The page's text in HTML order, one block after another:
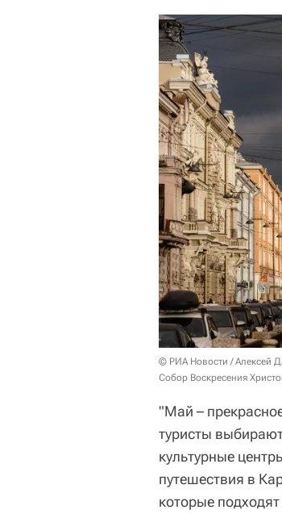
© РИА Новости / Алексей
Собор Воскресения
"Май –
туристы
культурные
путешествия в
которые